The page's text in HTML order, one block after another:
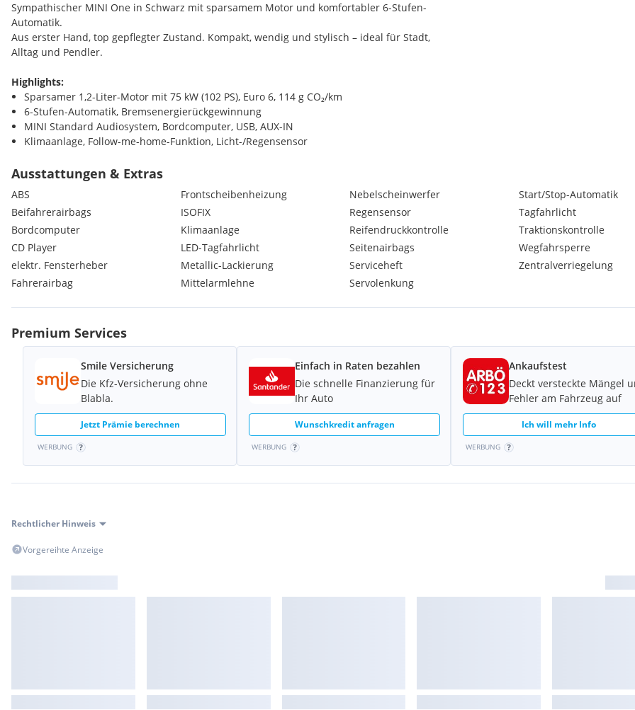
Sympathischer MINI One in Schwarz mit sparsamem Motor und komfortabler 6-Stufen-
Automatik.
Aus erster Hand, top gepflegter Zustand. Kompakt, wendig und stylisch – ideal für Stadt,
Alltag und Pendler.
Highlights:
Sparsamer 1,2-Liter-Motor mit 75 kW (102 PS), Euro 6, 114 g CO₂/km
6-Stufen-Automatik, Bremsenergierückgewinnung
MINI Standard Audiosystem, Bordcomputer, USB, AUX-IN
Klimaanlage, Follow-me-home-Funktion, Licht-/Regensensor
LED-Tagfahrlicht, Nebelscheinwerfer, beheizbare Scheibenwaschdüsen & Außenspiegel
MINI typische Sidescuttles mit integrierten Blinkern, Dachspoiler, Color-Line Carbon Black
Kompakter 5-Türer mit teilbarer Rücksitzbank, Reifendruck-Kontrollsystem
Ausstattungsliste:
Bremsleuchte
Airbag Fahrer-/Beifahrerseite
Antiblockiersystem (ABS)
Audiosystem: Radio MINI Standard
Auspuffanlage (1-Rohr-Anlage) Edelstahl
Außentemperaturanzeige
Autom. Begleitfunktion der Beleuchtung (Follow me home)
AUX-IN-Anschluss
Bordcomputer
Bremsassistent
Dachhimmel Satellite Grey
Dachspoiler
Dauerfahrlicht
Drehzahlmesser
Dynamische Bremsleuchte
Elektron. Bremskraftverteiler
Exterieurumfänge Sidescuttles mit integrierten Blinkern
Fahrassistenz-System: Active Guard (Bremsassistent)
Fensterheber elektrisch vorn + hinten
Innenraumfilter: Heizungsanlage mit Mikrofilter
Isofix-Aufnahmen für Kindersitz
Ausstattungen & Extras
ABS
Beifahrerairbags
Bordcomputer
CD Player
elektr. Fensterheber
Fahrerairbag
Frontscheibenheizung
ISOFIX
Klimaanlage
LED-Tagfahrlicht
Metallic-Lackierung
Mittelarmlehne
Nebelscheinwerfer
Regensensor
Reifendruckkontrolle
Seitenairbags
Serviceheft
Servolenkung
Start/Stop-Automatik
Tagfahrlicht
Traktionskontrolle
Wegfahrsperre
Zentralverriegelung
Premium Services
Smile Versicherung
Die Kfz-Versicherung ohne
Blabla.
Jetzt Prämie berechnen
WERBUNG
Einfach in Raten bezahlen
Die schnelle Finanzierung für
Ihr Auto
Wunschkredit anfragen
WERBUNG
Ankaufstest
Deckt versteckte Mängel
Fehler am Fahrzeug auf
Ich will mehr Info
WERBUNG
Rechtlicher Hinweis
Vorgereihte Anzeige